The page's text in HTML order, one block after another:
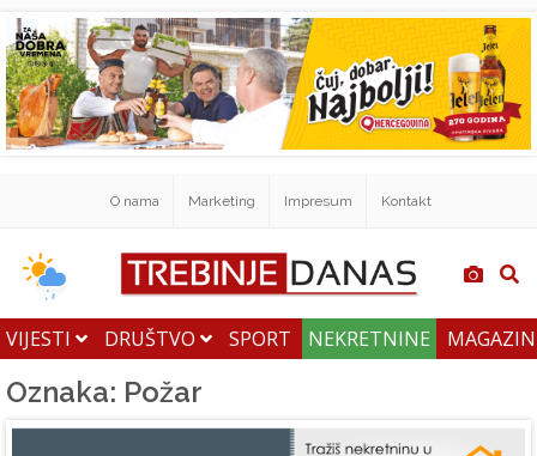
O nama Marketing Impresum Kontakt
VIJESTI DRUŠTVO SPORT NEKRETNINE
Oznaka: Požar